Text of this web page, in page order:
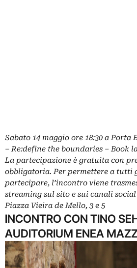
Sabato 14 maggio ore 18:30 a Porta
– Re:define the boundaries – Book
La partecipazione è gratuita con
obbligatoria. Per permettere a tutti
partecipare, l’incontro viene
streaming sul sito e sui canali social
Piazza Vieira de Mello, 3 e 5
INCONTRO CON TINO
AUDITORIUM ENEA